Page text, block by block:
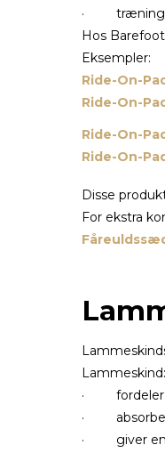
· træning
Hos
Eksempler:
Ride-On-
Ride-On-
Ride-On-
Ride-On-
Disse
For ekstra
Lammeskind:
· fordeler
·
· giver en